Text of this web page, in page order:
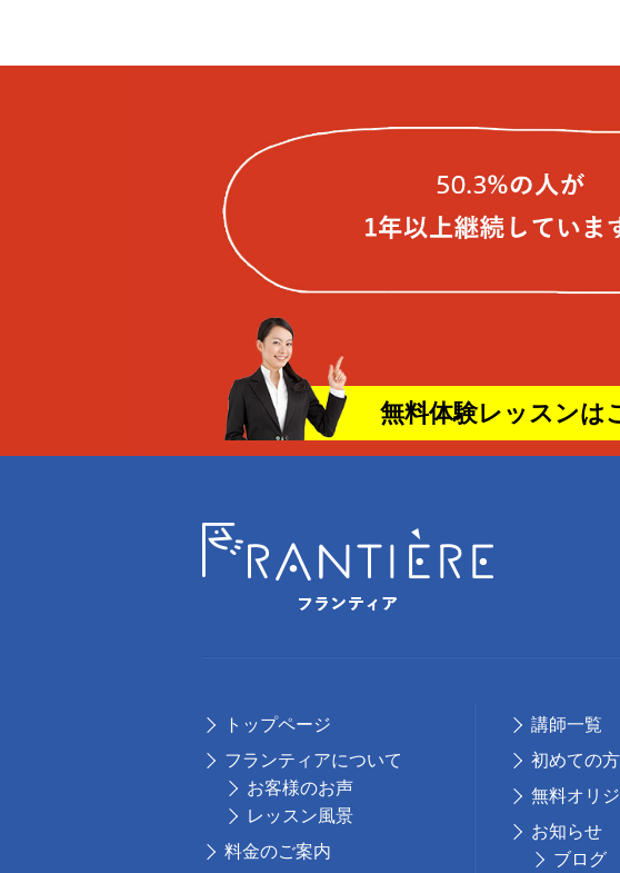
無料体験レッスンは
トップページ
フランティアについて
お客様のお声
レッスン風景
料⾦のご案内
講師⼀覧
初めての
無料オリ
お知らせ
ブログ